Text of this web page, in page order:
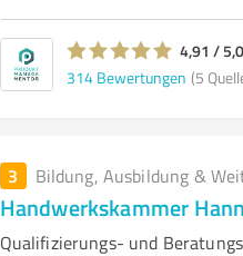
4,91 /
314 Bewertungen (5
3 Bildung, Ausbildung &
Handwerkskammer
Qualifizierungs- und